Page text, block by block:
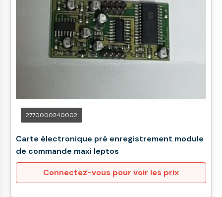
2770000240002
Carte électronique pré enregistrement module
de commande maxi leptos
Connectez-vous pour voir les prix